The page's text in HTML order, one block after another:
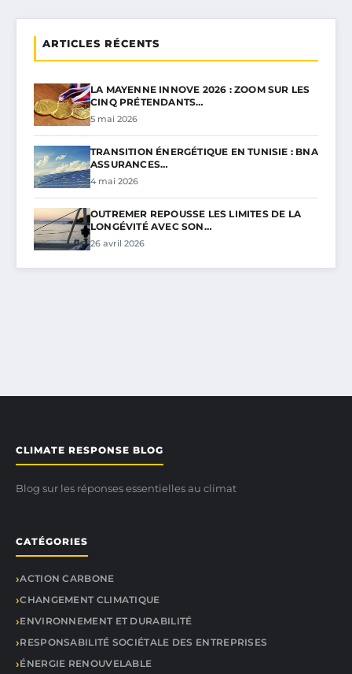
ARTICLES RÉCENTS
LA MAYENNE INNOVE 2026 : ZOOM SUR LES
CINQ PRÉTENDANTS…
5 mai 2026
TRANSITION ÉNERGÉTIQUE EN TUNISIE : BNA
ASSURANCES…
4 mai 2026
OUTREMER REPOUSSE LES LIMITES DE LA
LONGÉVITÉ AVEC SON…
26 avril 2026
CLIMATE RESPONSE BLOG
Blog sur les réponses essentielles au climat
CATÉGORIES
ACTION CARBONE
CHANGEMENT CLIMATIQUE
ENVIRONNEMENT ET DURABILITÉ
RESPONSABILITÉ SOCIÉTALE DES ENTREPRISES
ÉNERGIE RENOUVELABLE